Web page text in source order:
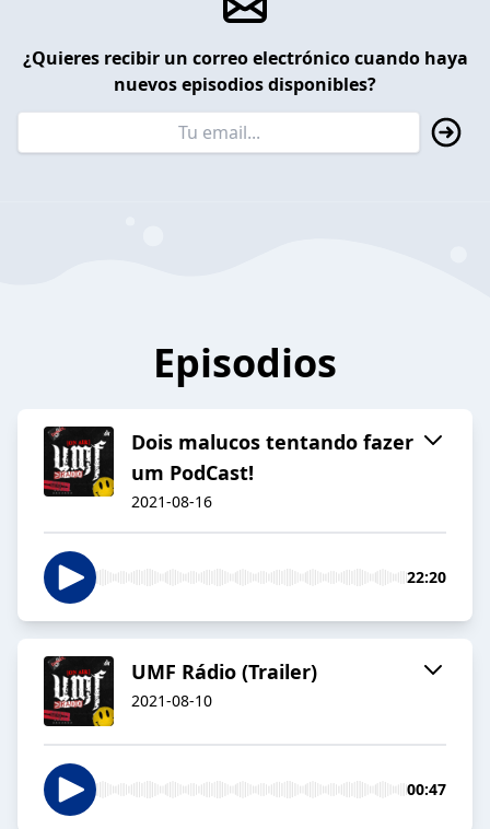
¿Quieres recibir un correo electrónico cuando haya
nuevos episodios disponibles?
Episodios
Dois malucos tentando fazer
um PodCast!
2021-08-16
22:20
UMF Rádio (Trailer)
2021-08-10
00:47